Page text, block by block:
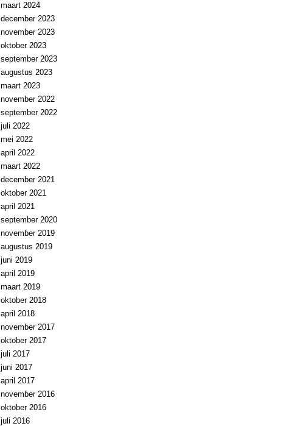
maart 2024
december 2023
november 2023
oktober 2023
september 2023
augustus 2023
maart 2023
november 2022
september 2022
juli 2022
mei 2022
april 2022
maart 2022
december 2021
oktober 2021
april 2021
september 2020
november 2019
augustus 2019
juni 2019
april 2019
maart 2019
oktober 2018
april 2018
november 2017
oktober 2017
juli 2017
juni 2017
april 2017
november 2016
oktober 2016
juli 2016